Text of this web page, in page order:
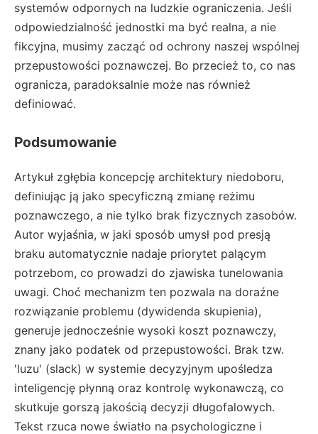
systemów odpornych na ludzkie ograniczenia. Jeśli
odpowiedzialność jednostki ma być realna, a nie
fikcyjna, musimy zacząć od ochrony naszej wspólnej
przepustowości poznawczej. Bo przecież to, co nas
ogranicza, paradoksalnie może nas również
definiować.
Podsumowanie
Artykuł zgłębia koncepcję architektury niedoboru,
definiując ją jako specyficzną zmianę reżimu
poznawczego, a nie tylko brak fizycznych zasobów.
Autor wyjaśnia, w jaki sposób umysł pod presją
braku automatycznie nadaje priorytet palącym
potrzebom, co prowadzi do zjawiska tunelowania
uwagi. Choć mechanizm ten pozwala na doraźne
rozwiązanie problemu (dywidenda skupienia),
generuje jednocześnie wysoki koszt poznawczy,
znany jako podatek od przepustowości. Brak tzw.
'luzu' (slack) w systemie decyzyjnym upośledza
inteligencję płynną oraz kontrolę wykonawczą, co
skutkuje gorszą jakością decyzji długofalowych.
Tekst rzuca nowe światło na psychologiczne i